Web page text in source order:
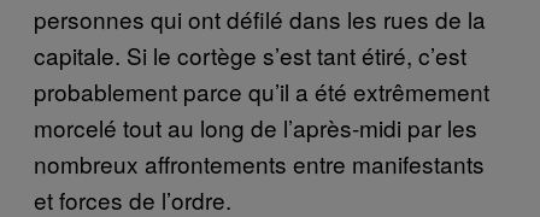
personnes qui ont défilé dans les rues de la
capitale. Si le cortège s’est tant étiré, c’est
probablement parce qu’il a été extrêmement
morcelé tout au long de l’après-midi par les
nombreux affrontements entre manifestants
et forces de l’ordre.